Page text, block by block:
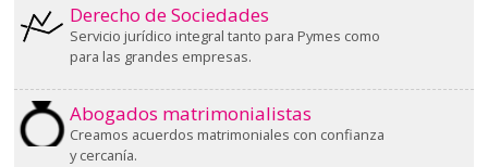
Derecho de Sociedades
Servicio jurídico integral tanto para Pymes como
para las grandes empresas.
Abogados matrimonialistas
Creamos acuerdos matrimoniales con confianza
y cercanía.